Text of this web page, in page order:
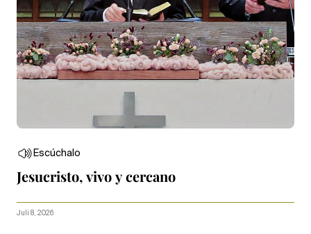
Escúchalo
Jesucristo, vivo y cercano
Juli 8, 2026